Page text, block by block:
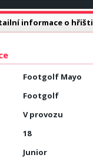
informace o hřišti
Footgolf Mayo
Footgolf
V provozu
18
Junior